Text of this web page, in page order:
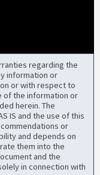
regarding the
information or
or with respect to
of the information or
herein. The
IS and the use of this
or
and depends on
them into the
and the
in connection with